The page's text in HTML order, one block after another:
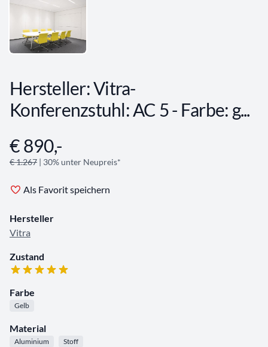
Hersteller: Vitra-
Konferenzstuhl: AC 5 - Farbe: g...
Angebotsinformationen
€ 890,-
€ 1.267 | 30% unter Neupreis*
Als Favorit speichern
Hersteller
Vitra
Zustand
Farbe
Gelb
Material
Aluminium Stoff